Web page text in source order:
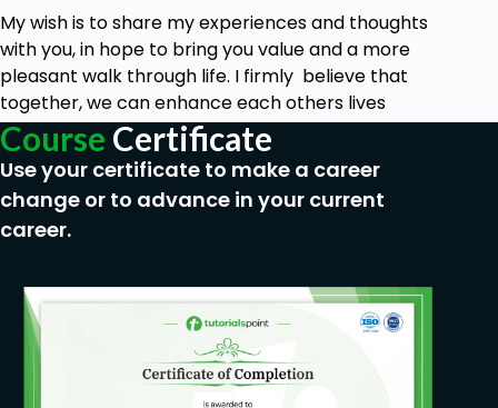
My wish is to share my experiences and thoughts
with you, in hope to bring you value and a more
pleasant walk through life. I firmly believe that
together, we can enhance each others lives
Course Certificate
Use your certificate to make a career
change or to advance in your current
career.